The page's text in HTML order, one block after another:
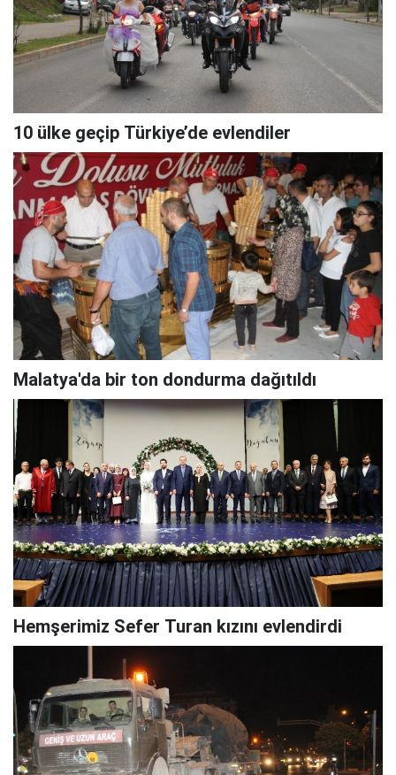
10 ülke geçip Türkiye’de evlendiler
Malatya'da bir ton dondurma dağıtıldı
Hemşerimiz Sefer Turan kızını evlendirdi